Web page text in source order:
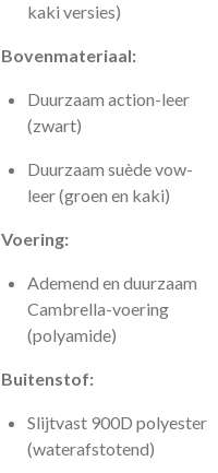
kaki versies)
Bovenmateriaal:
Duurzaam action-leer
(zwart)
Duurzaam suède vow-
leer (groen en kaki)
Voering:
Ademend en duurzaam
Cambrella-voering
(polyamide)
Buitenstof:
Slijtvast 900D polyester
(waterafstotend)